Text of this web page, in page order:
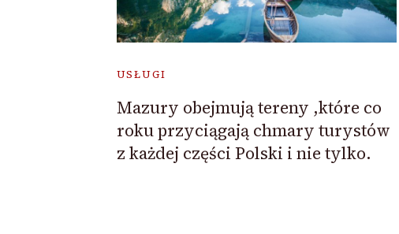
USŁUGI
Mazury obejmują tereny ,które co
roku przyciągają chmary turystów
z każdej części Polski i nie tylko.